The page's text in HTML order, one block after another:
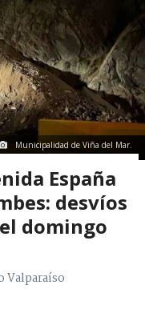
Municipalidad de Viña del Mar.
España
desvíos
domingo
Valparaíso